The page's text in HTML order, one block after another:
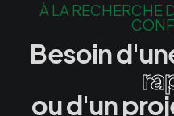
À LA RECHERCHE
Besoin
ou d'un